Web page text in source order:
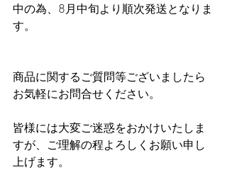
中の為、8月中旬より順次発送となりま
す。
商品に関するご質問等ございましたら
お気軽にお問合せください。
皆様には大変ご迷惑をおかけいたしま
すが、ご理解の程よろしくお願い申し
上げます。